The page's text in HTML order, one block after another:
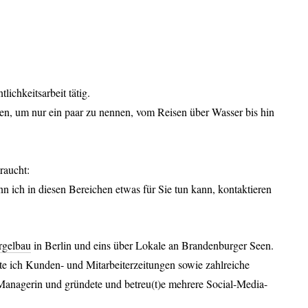
tätig.
um nur ein paar zu nennen, vom Reisen über Wasser bis hin
ich in diesen Bereichen etwas für Sie tun kann, kontaktieren
in Berlin und eins über Lokale an Brandenburger Seen.
ich Kunden- und Mitarbeiterzeitungen sowie zahlreiche
und gründete und betreu(t)e mehrere Social-Media-